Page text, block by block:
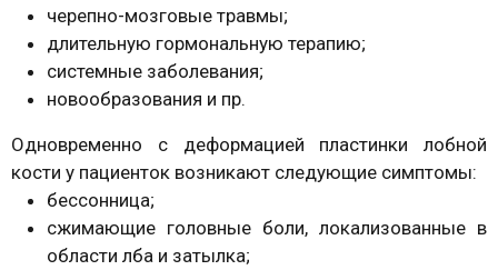
черепно-мозговые травмы;
длительную гормональную терапию;
системные заболевания;
новообразования и пр.
Одновременно с деформацией пластинки лобной
кости у пациенток возникают следующие симптомы:
бессонница;
сжимающие головные боли, локализованные в
области лба и затылка;